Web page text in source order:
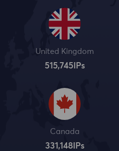
United Kingdom
515,745IPs
Canada
331,148IPs